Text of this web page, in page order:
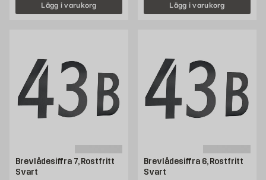
Lägg i varukorg Lägg i varukorg
Brevlådesiffra 7, Rostfritt
Svart
Brevlådesiffra 6, Rostfritt
Svart